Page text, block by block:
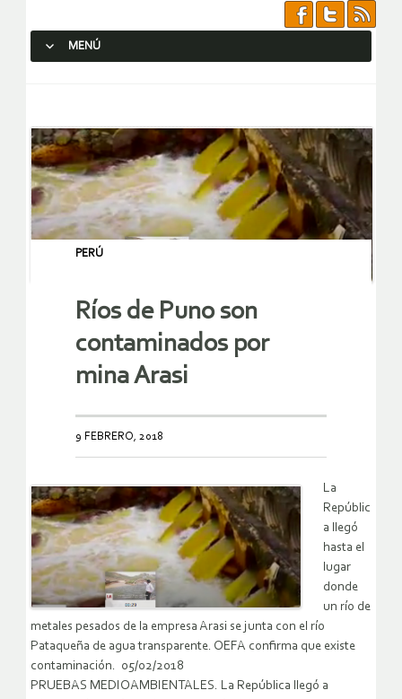
MENÚ
PERÚ
Ríos de Puno son
contaminados por
mina Arasi
9 FEBRERO, 2018
La
Repúblic
a llegó
hasta el
lugar
donde
un río de
metales pesados de la empresa Arasi se junta con el río
Pataqueña de agua transparente. OEFA confirma que existe
contaminación. 05/02/2018
PRUEBAS MEDIOAMBIENTALES. La República llegó a